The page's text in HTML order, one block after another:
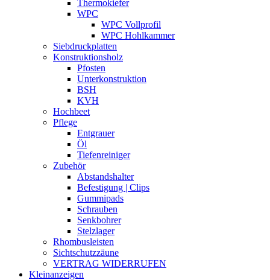
Thermokiefer
WPC
WPC Vollprofil
WPC Hohlkammer
Siebdruckplatten
Konstruktionsholz
Pfosten
Unterkonstruktion
BSH
KVH
Hochbeet
Pflege
Entgrauer
Öl
Tiefenreiniger
Zubehör
Abstandshalter
Befestigung | Clips
Gummipads
Schrauben
Senkbohrer
Stelzlager
Rhombusleisten
Sichtschutzzäune
VERTRAG WIDERRUFEN
Kleinanzeigen